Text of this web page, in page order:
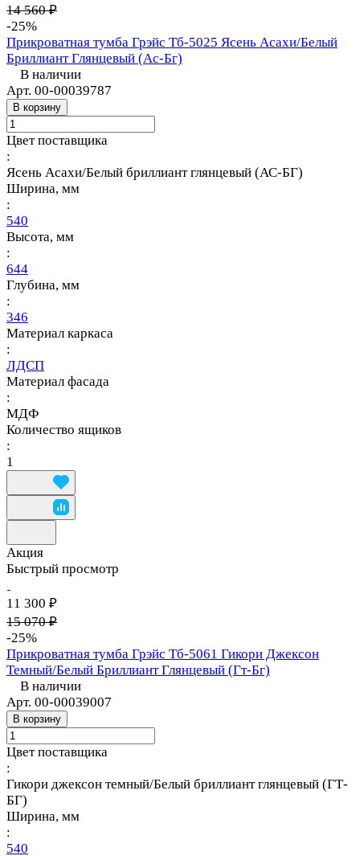
14 560 ₽
-25%
Прикроватная тумба Грэйс Тб-5025 Ясень Асахи/Белый
Бриллиант Глянцевый (Ас-Бг)
В наличии
Арт. 00-00039787
В корзину
Цвет поставщика
:
Ясень Асахи/Белый бриллиант глянцевый (АС-БГ)
Ширина, мм
:
540
Высота, мм
:
644
Глубина, мм
:
346
Материал каркаса
:
ЛДСП
Материал фасада
:
МДФ
Количество ящиков
:
1
Акция
Быстрый просмотр
11 300 ₽
15 070 ₽
-25%
Прикроватная тумба Грэйс Тб-5061 Гикори Джексон
Темный/Белый Бриллиант Глянцевый (Гт-Бг)
В наличии
Арт. 00-00039007
В корзину
Цвет поставщика
:
Гикори джексон темный/Белый бриллиант глянцевый (ГТ-
БГ)
Ширина, мм
:
540